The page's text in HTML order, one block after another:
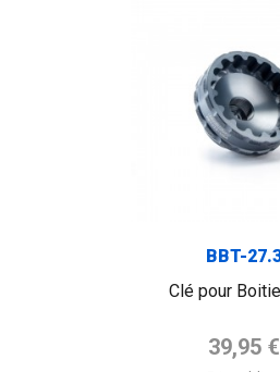
BBT-
Clé pour
Prix
39,95 €